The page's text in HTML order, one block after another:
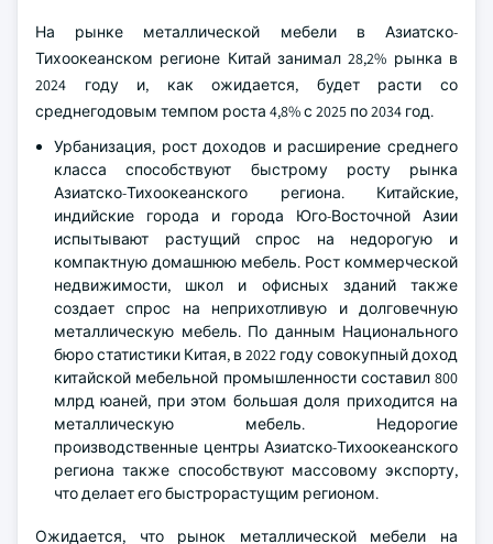
На рынке металлической мебели в Азиатско-
Тихоокеанском регионе Китай занимал 28,2% рынка в
2024 году и, как ожидается, будет расти со
среднегодовым темпом роста 4,8% с 2025 по 2034 год.
Урбанизация, рост доходов и расширение среднего
класса способствуют быстрому росту рынка
Азиатско-Тихоокеанского региона. Китайские,
индийские города и города Юго-Восточной Азии
испытывают растущий спрос на недорогую и
компактную домашнюю мебель. Рост коммерческой
недвижимости, школ и офисных зданий также
создает спрос на неприхотливую и долговечную
металлическую мебель. По данным Национального
бюро статистики Китая, в 2022 году совокупный доход
китайской мебельной промышленности составил 800
млрд юаней, при этом большая доля приходится на
металлическую мебель. Недорогие
производственные центры Азиатско-Тихоокеанского
региона также способствуют массовому экспорту,
что делает его быстрорастущим регионом.
Ожидается, что рынок металлической мебели на